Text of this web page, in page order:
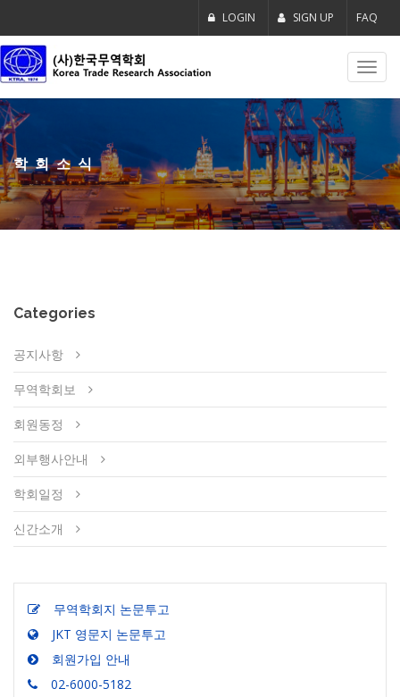
LOGIN SIGN UP FAQ
학회소식
Categories
공지사항
무역학회보
회원동정
외부행사안내
학회일정
신간소개
무역학회지 논문투고
JKT 영문지 논문투고
회원가입 안내
02-6000-5182